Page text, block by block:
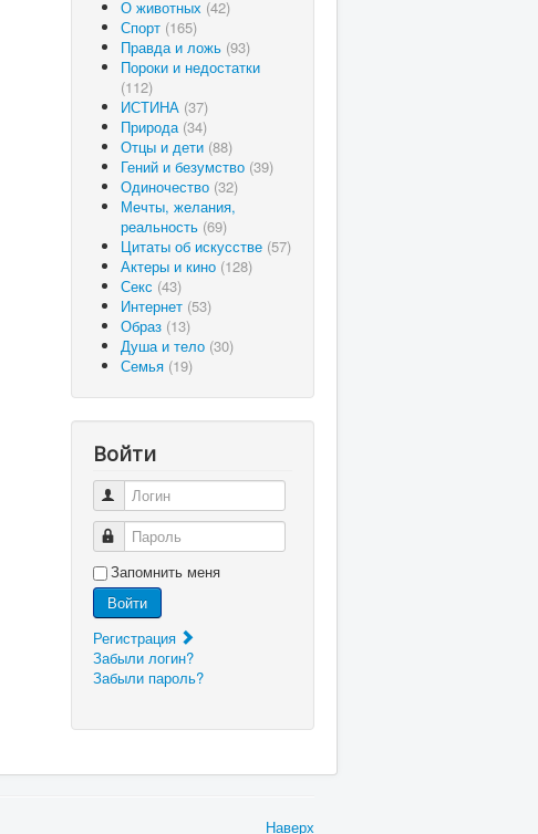
О животных (42)
Спорт (165)
Правда и ложь (93)
Пороки и недостатки
(112)
ИСТИНА (37)
Природа (34)
Отцы и дети (88)
Гений и безумство (39)
Одиночество (32)
Мечты, желания,
реальность (69)
Цитаты об искусстве (57)
Актеры и кино (128)
Секс (43)
Интернет (53)
Образ (13)
Душа и тело (30)
Семья (19)
Войти
Логин
Пароль
Запомнить меня
Войти
Регистрация
Забыли логин?
Забыли пароль?
Наверх